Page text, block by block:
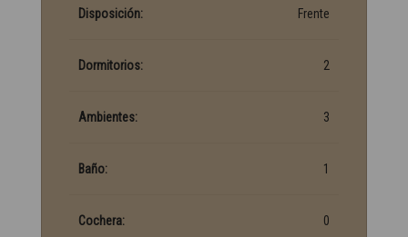
Disposición: Frente
Dormitorios: 2
Ambientes: 3
Baño: 1
Cochera: 0